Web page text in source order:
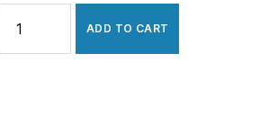
Witcher
3:
ADD TO CART